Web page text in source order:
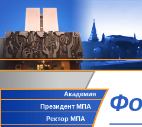
Академия
Президент МПА
Ректор МПА